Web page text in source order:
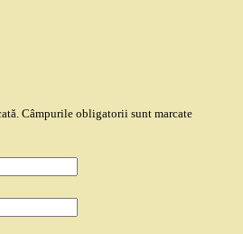
Câmpurile obligatorii sunt marcate